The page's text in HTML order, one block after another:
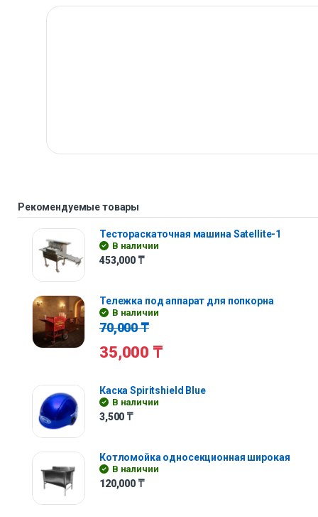
Рекомендуемые товары
Тестораскаточная машина Satellite-1
В наличии
453,000 ₸
Тележка под аппарат для попкорна
В наличии
70,000₸
35,000 ₸
Каска Spiritshield Blue
В наличии
3,500 ₸
Котломойка односекционная широкая
В наличии
120,000 ₸